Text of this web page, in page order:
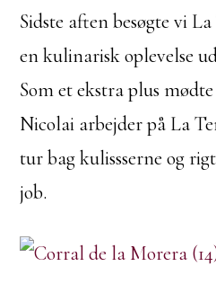
Sidste aften besøgte vi
en kulinarisk oplevelse
Som et ekstra plus
Nicolai arbejder på La
tur bag kulissserne og
job.